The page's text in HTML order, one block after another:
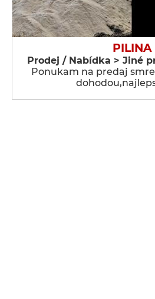
PILINA
Prodej / Nabídka > Jiné
Ponukam na predaj